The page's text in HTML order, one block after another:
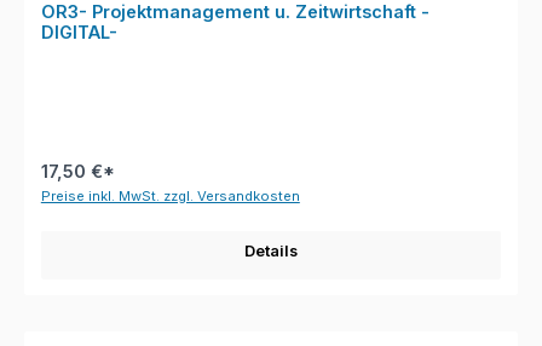
OR3- Projektmanagement u. Zeitwirtschaft -
DIGITAL-
17,50 €*
Preise inkl. MwSt. zzgl. Versandkosten
Details